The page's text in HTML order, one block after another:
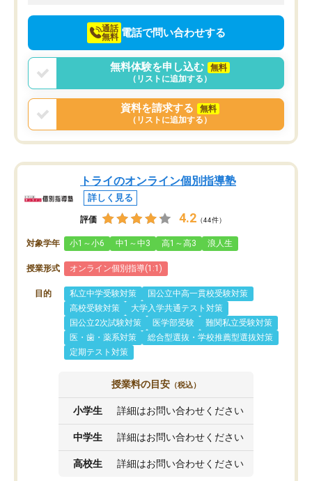
通話
無料 電話で問い合わせする
無料体験を申し込む
無料
（リストに追加する）
資料を請求する
無料
（リストに追加する）
トライのオンライン個別指導塾
詳しく見る
評価 4.2 （44件）
対象学年 小1～小6 中1～中3 高1～高3 浪人生
授業形式 オンライン個別指導(1:1)
目的 私立中学受験対策
国公立中高一貫校受験対策
高校受験対策
大学入学共通テスト対策
国公立2次試験対策
医学部受験
難関私立受験対策
医・歯・薬系対策
総合型選抜・学校推薦型選抜対策
定期テスト対策
授業料の目安 （税込）
小学生 詳細はお問い合わせください
中学生 詳細はお問い合わせください
高校生 詳細はお問い合わせください